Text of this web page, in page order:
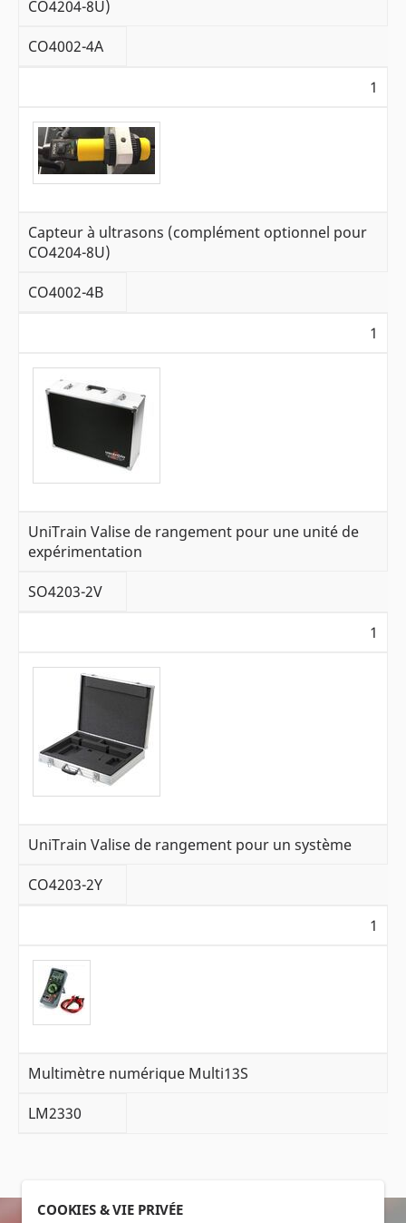
CO4204-8U)
CO4002-4A
1
Capteur à ultrasons (complément optionnel pour
CO4204-8U)
CO4002-4B
1
UniTrain Valise de rangement pour une unité de
expérimentation
SO4203-2V
1
UniTrain Valise de rangement pour un système
CO4203-2Y
1
Multimètre numérique Multi13S
LM2330
COOKIES & VIE PRIVÉE